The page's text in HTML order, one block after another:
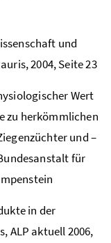
und
2004, Seite 23
Wert
zu herkömmlichen
und –
für
in der
ALP aktuell 2006,